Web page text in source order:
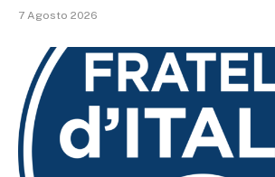
7 Agosto 2026